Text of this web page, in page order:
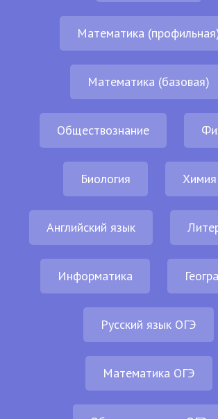
Математика
Математика (базовая)
Обществознание
Биология Химия
Английский язык
Информатика
Русский язык ОГЭ
Математика ОГЭ